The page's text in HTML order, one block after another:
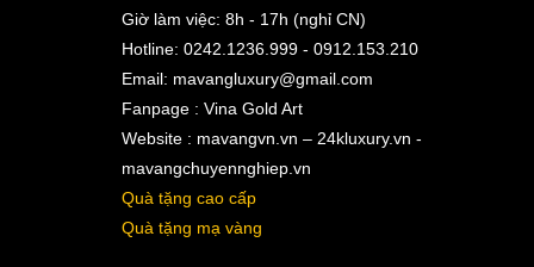
Giờ làm việc: 8h - 17h (nghỉ CN)
Hotline: 0242.1236.999 - 0912.153.210
Email: mavangluxury@gmail.com
Fanpage : Vina Gold Art
Website : mavangvn.vn – 24kluxury.vn -
mavangchuyennghiep.vn
Quà tặng cao cấp
Quà tặng mạ vàng